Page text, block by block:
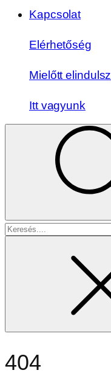
Kapcsolat
Elérhetőség
Mielőtt elindulsz
Itt vagyunk
Search
404